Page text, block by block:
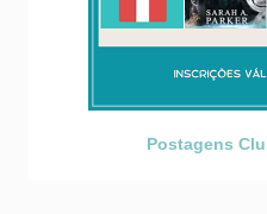
Postagens